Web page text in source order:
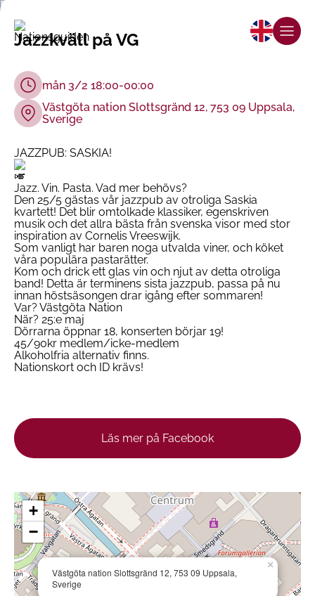
Jazzkväll på VG
mån 3/2 18:00-00:00
Västgöta nation Slottsgränd 12, 753 09 Uppsala,
Sverige
JAZZPUB: SASKIA!
Jazz. Vin. Pasta. Vad mer behövs?
Den 25/5 gästas vår jazzpub av otroliga Saskia
kvartett! Det blir omtolkade klassiker, egenskriven
musik och det allra bästa från svenska visor med stor
inspiration av Cornelis Vreeswijk.
Som vanligt har baren noga utvalda viner, och köket
våra populära pastarätter.
Kom och drick ett glas vin och njut av detta otroliga
band! Detta är terminens sista jazzpub, passa på nu
innan höstsäsongen drar igång efter sommaren!
Var? Västgöta Nation
När? 25:e maj
Dörrarna öppnar 18, konserten börjar 19!
45/90kr medlem/icke-medlem
Alkoholfria alternativ finns.
Nationskort och ID krävs!
Läs mer på Facebook
Västgöta nation Slottsgränd 12, 753 09 Uppsala,
Sverige
×
+
−